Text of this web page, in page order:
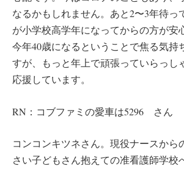
なるかもしれません。あと2〜3年待っ
が小学校高学年になってからの方が安
今年40歳になるということで焦る気持
すが、もっと年上で頑張っていらっし
応援しています。
RN：コブファミの愛車は5296 さん
コンコンキツネさん。現役ナースから
さい子どもさん抱えての准看護師学校